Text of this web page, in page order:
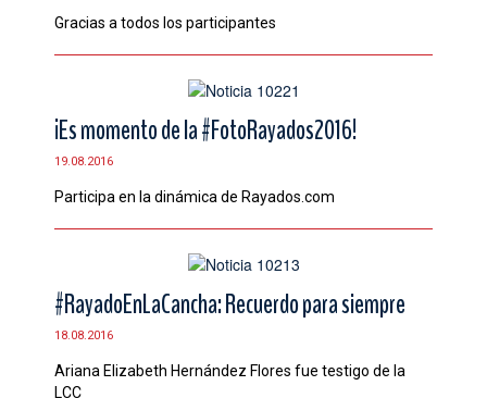
Gracias a todos los participantes
¡Es momento de la #FotoRayados2016!
19.08.2016
Participa en la dinámica de Rayados.com
#RayadoEnLaCancha: Recuerdo para siempre
18.08.2016
Ariana Elizabeth Hernández Flores fue testigo de la
LCC